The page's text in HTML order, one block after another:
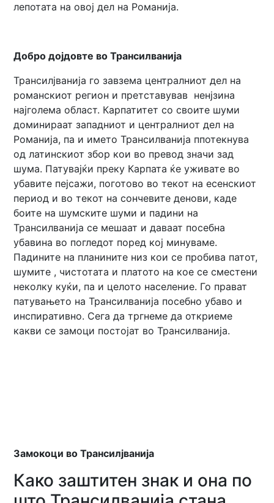
лепотата на овој дел на Романија.
Добро дојдовте во Трансилванија
Трансилјванија го завзема централниот дел на
романскиот регион и претставував ненјзина
најголема област. Карпатитет со своите шуми
доминираат западниот и централниот дел на
Романија, па и името Трансилванија ппотекнува
од латинскиот збор кои во превод значи зад
шума. Патувајќи преку Карпата ќе уживате во
убавите пејсажи, поготово во текот на есенскиот
период и во текот на сончевите денови, каде
боите на шумските шуми и падини на
Трансилванија се мешаат и даваат посебна
убавина во погледот поред кој минуваме.
Падините на планините низ кои се пробива патот,
шумите , чистотата и платото на кое се сместени
неколку куќи, па и целото население. Го прават
патувањето на Трансилванија посебно убаво и
инспиративно. Сега да тргнеме да откриеме
какви се замоци постојат во Трансилванија.
Замокоци во Трансилјванија
Како заштитен знак и она по